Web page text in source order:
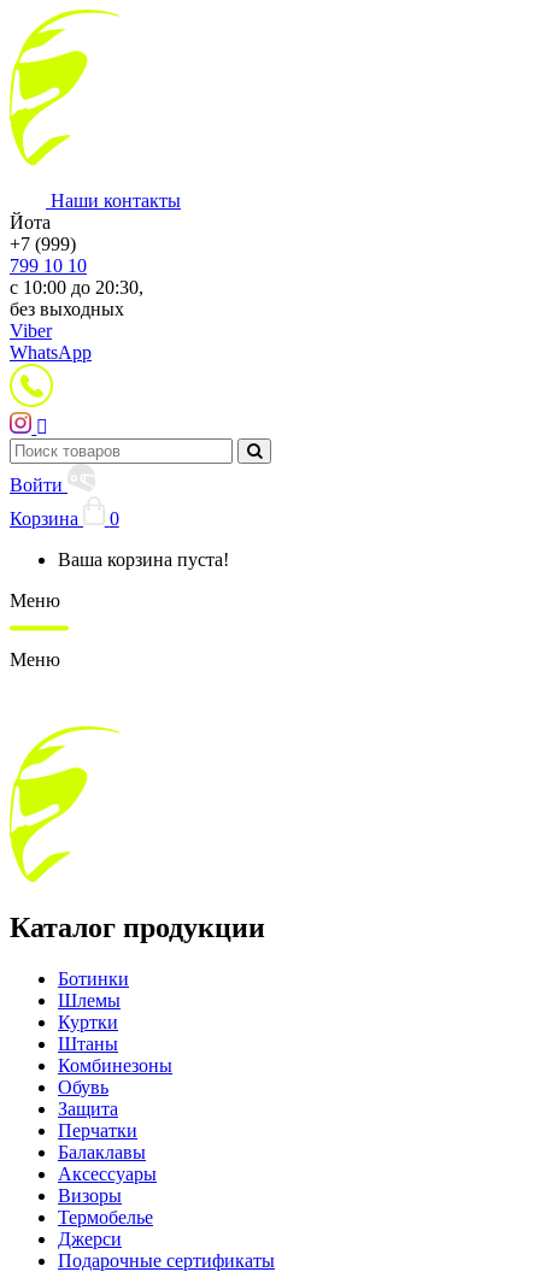
Наши контакты
Йота
+7 (999)
799 10 10
с 10:00 до 20:30,
без выходных
Viber
WhatsApp
Войти
Корзина
0
Ваша корзина пуста!
Меню
Меню
Каталог продукции
Ботинки
Шлемы
Куртки
Штаны
Комбинезоны
Обувь
Защита
Перчатки
Балаклавы
Аксессуары
Визоры
Термобелье
Джерси
Подарочные сертификаты